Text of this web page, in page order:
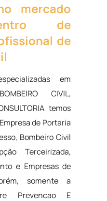
mercado
de
de
em
CIVIL,
temos
de Portaria
Bombeiro Civil
Terceirizada,
e Empresas de
somente a
Prevencao E